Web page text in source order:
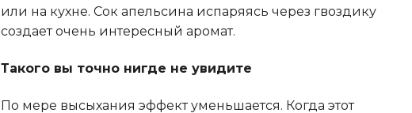
или на кухне. Сок апельсина испаряясь через гвоздику
создает очень интересный аромат.
Такого вы точно нигде не увидите
По мере высыхания эффект уменьшается. Когда этот